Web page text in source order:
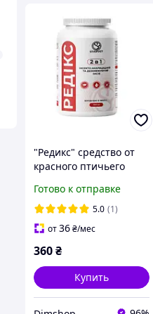
"Редикс" средство от
красного птичьего
Готово к отправке
5.0 (1)
от36₴/мес
360₴
Купить